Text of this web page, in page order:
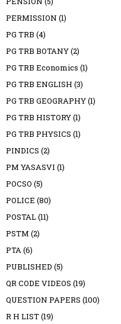
PERMISSION (1)
PG TRB (4)
PG TRB BOTANY(2)
PG TRB Economics (1)
PG TRB ENGLISH (3)
PG TRB GEOGRAPHY(1)
PG TRB HISTORY(1)
PG TRB PHYSICS (1)
PINDICS (2)
PM YASASVI (1)
POCSO (5)
POLICE (80)
POSTAL(11)
PSTM (2)
PTA(6)
PUBLISHED (5)
QR CODE VIDEOS (19)
QUESTION PAPERS (100)
R H LIST(19)